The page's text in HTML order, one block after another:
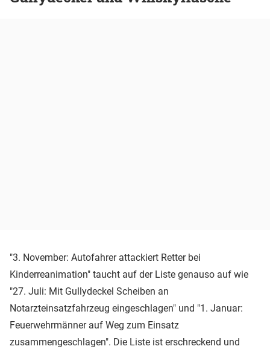
"3. November: Autofahrer attackiert Retter bei
Kinderreanimation" taucht auf der Liste genauso auf wie
"27. Juli: Mit Gullydeckel Scheiben an
Notarzteinsatzfahrzeug eingeschlagen" und "1. Januar:
Feuerwehrmänner auf Weg zum Einsatz
zusammengeschlagen". Die Liste ist erschreckend und